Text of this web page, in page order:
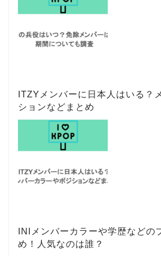
ITZYメンバーに日本人はいる？
ションなどまとめ
INIメンバーカラーや学歴などの
め！人気なのは誰？